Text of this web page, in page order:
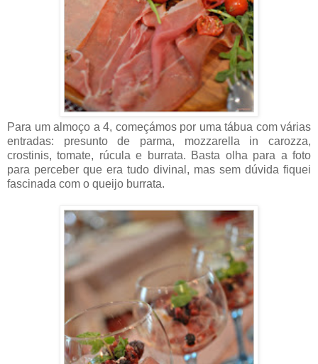
Para um almoço a 4, começámos por uma tábua com várias
entradas: presunto de parma, mozzarella in carozza,
crostinis, tomate, rúcula e burrata. Basta olha para a foto
para perceber que era tudo divinal, mas sem dúvida fiquei
fascinada com o queijo burrata.